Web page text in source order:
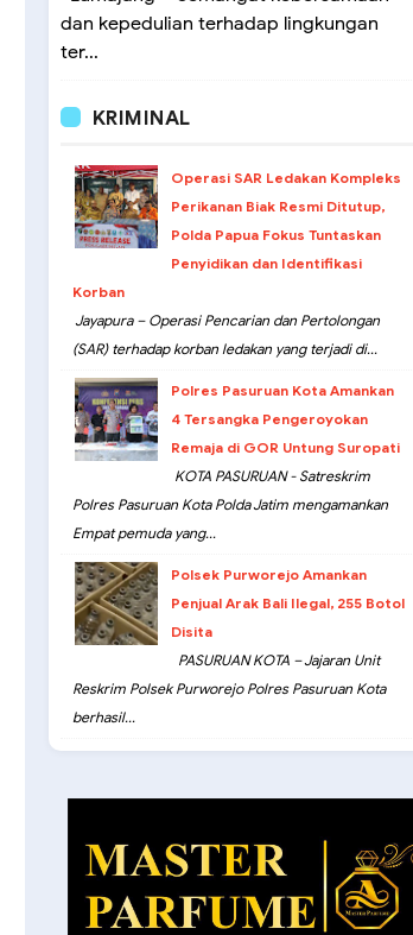
dan kepedulian terhadap lingkungan
ter...
KRIMINAL
Operasi SAR Ledakan Kompleks
Perikanan Biak Resmi Ditutup,
Polda Papua Fokus Tuntaskan
Penyidikan dan Identifikasi
Korban
Jayapura – Operasi Pencarian dan Pertolongan
(SAR) terhadap korban ledakan yang terjadi di...
Polres Pasuruan Kota Amankan
4 Tersangka Pengeroyokan
Remaja di GOR Untung Suropati
KOTA PASURUAN - Satreskrim
Polres Pasuruan Kota Polda Jatim mengamankan
Empat pemuda yang...
Polsek Purworejo Amankan
Penjual Arak Bali Ilegal, 255 Botol
Disita
PASURUAN KOTA – Jajaran Unit
Reskrim Polsek Purworejo Polres Pasuruan Kota
berhasil...